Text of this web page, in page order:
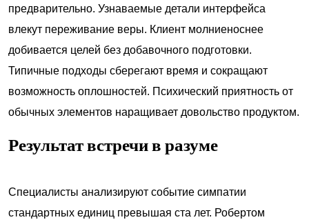
предварительно. Узнаваемые детали интерфейса
влекут переживание веры. Клиент молниеноснее
добивается целей без добавочного подготовки.
Типичные подходы сберегают время и сокращают
возможность оплошностей. Психический приятность от
обычных элементов наращивает довольство продуктом.
Результат встречи в разуме
Специалисты анализируют событие симпатии
стандартных единиц превышая ста лет. Робертом